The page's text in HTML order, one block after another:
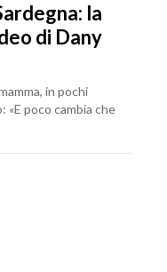
la
di Dany
in pochi
«E poco cambia che